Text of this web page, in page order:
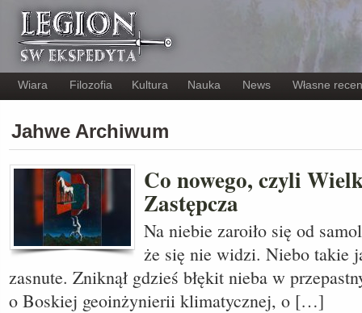
Wiara Filozofia Kultura Nauka News Własne
Jahwe Archiwum
Co nowego, czyli
Zastępcza
Na niebie zaroiło się od
że się nie widzi. Niebo takie
zasnute. Zniknął gdzieś błękit nieba w
o Boskiej geoinżynierii klimatycznej, o […]